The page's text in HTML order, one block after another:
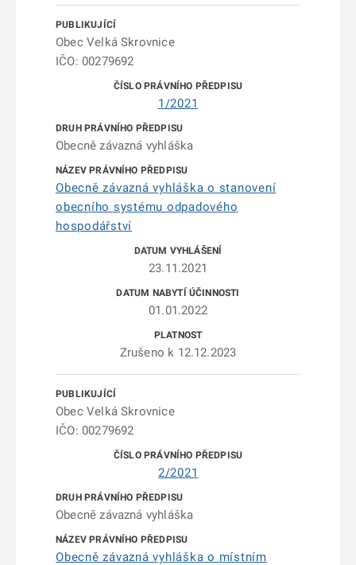
Obec Velká Skrovnice
IČO: 00279692
1/2021
Obecně závazná vyhláška
Obecně závazná vyhláška o stanovení
obecního systému odpadového
hospodářství
23.11.2021
01.01.2022
Zrušeno k 12.12.2023
Obec Velká Skrovnice
IČO: 00279692
2/2021
Obecně závazná vyhláška
Obecně závazná vyhláška o místním